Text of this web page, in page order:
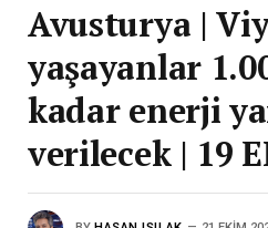
Avusturya |
yaşayanlar
kadar enerji
verilecek | 19